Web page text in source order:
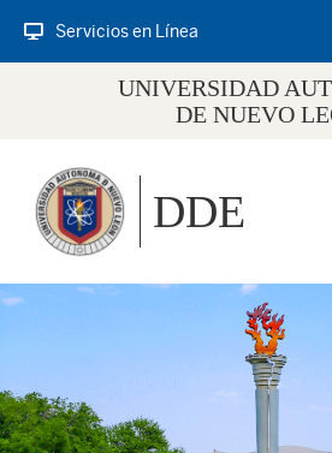
Servicios en Línea
UNIVERSIDAD
DE NUEVO
DDE